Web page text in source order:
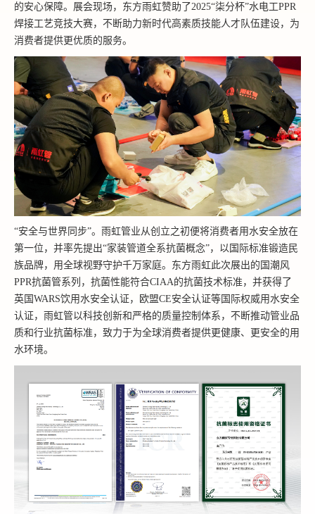
的安心保障。展会现场，东方雨虹赞助了2025“柒分杯”水电工PPR
焊接工艺竞技大赛，不断助力新时代高素质技能人才队伍建设，为
消费者提供更优质的服务。
“安全与世界同步”。雨虹管业从创立之初便将消费者用水安全放在
第一位，并率先提出“家装管道全系抗菌概念”，以国际标准锻造民
族品牌，用全球视野守护千万家庭。东方雨虹此次展出的国潮风
PPR抗菌管系列，抗菌性能符合CIAA的抗菌技术标准，并获得了
英国WARS饮用水安全认证，欧盟CE安全认证等国际权威用水安全
认证，雨虹管以科技创新和严格的质量控制体系，不断推动管业品
质和行业抗菌标准，致力于为全球消费者提供更健康、更安全的用
水环境。